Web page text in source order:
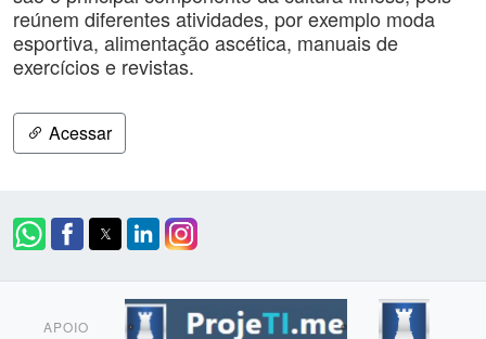
reúnem diferentes atividades, por exemplo moda
esportiva, alimentação ascética, manuais de
exercícios e revistas.
Acessar
APOIO